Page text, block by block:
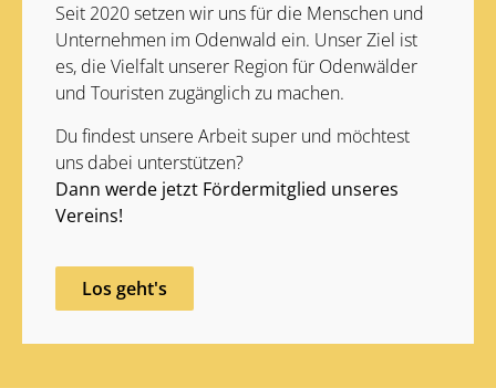
Seit 2020 setzen wir uns für die Menschen und
Unternehmen im Odenwald ein. Unser Ziel ist
es, die Vielfalt unserer Region für Odenwälder
und Touristen zugänglich zu machen.
Du findest unsere Arbeit super und möchtest
uns dabei unterstützen?
Dann werde jetzt Fördermitglied unseres
Vereins!
Los geht's